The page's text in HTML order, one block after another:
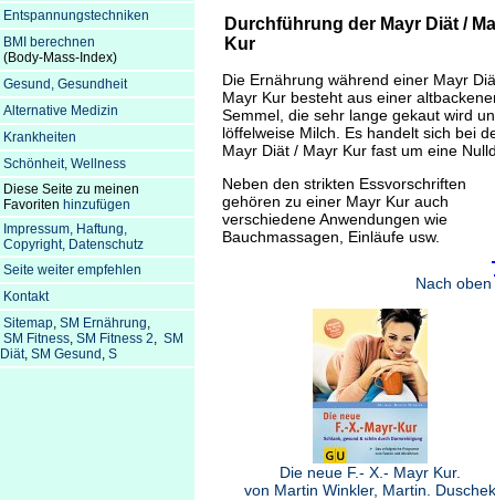
Durchführung der Mayr Diät /
Kur
Die Ernährung während einer Mayr
Mayr Kur besteht aus einer
Semmel, die sehr lange gekaut wird
löffelweise Milch. Es handelt sich bei
Mayr Diät / Mayr Kur fast um eine
Neben den strikten Essvorschriften
gehören zu einer Mayr Kur auch
verschiedene Anwendungen wie
Bauchmassagen, Einläufe usw.
Nach oben
Die neue F.- X.- Mayr Kur.
von Martin Winkler, Martin. Duschek
Entspannungstechniken
BMI berechnen
(Body-Mass-Index)
Gesund, Gesundheit
Alternative Medizin
Krankheiten
Schönheit, Wellness
Diese Seite zu meinen
Favoriten hinzufügen
Impressum, Haftung,
Copyright, Datenschutz
Seite weiter empfehlen
Kontakt
Sitemap, SM Ernährung,
SM Fitness, SM Fitness 2, SM
Diät, SM Gesund , S